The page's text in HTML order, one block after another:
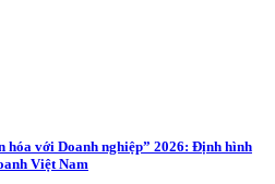
hóa với Doanh nghiệp” 2026: Định hình
Việt Nam